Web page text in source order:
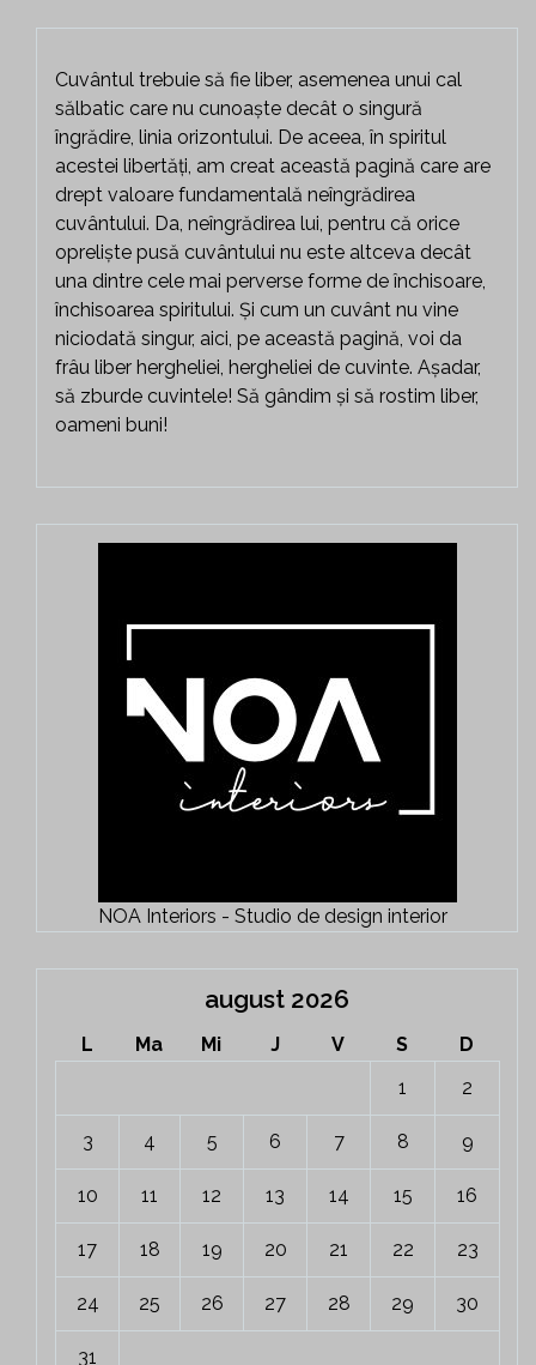
Cuvântul trebuie să fie liber, asemenea unui cal
sălbatic care nu cunoaște decât o singură
îngrădire, linia orizontului. De aceea, în spiritul
acestei libertăți, am creat această pagină care are
drept valoare fundamentală neîngrădirea
cuvântului. Da, neîngrădirea lui, pentru că orice
opreliște pusă cuvântului nu este altceva decât
una dintre cele mai perverse forme de închisoare,
închisoarea spiritului. Și cum un cuvânt nu vine
niciodată singur, aici, pe această pagină, voi da
frâu liber hergheliei, hergheliei de cuvinte. Așadar,
să zburde cuvintele! Să gândim și să rostim liber,
oameni buni!
NOA Interiors - Studio de design interior
august 2026
L Ma Mi J V S
D
1
2
3 4 5 6 7 8 9
10 11 12 13 14 15 16
17 18 19 20 21 22 23
24 25 26 27 28 29 30
31